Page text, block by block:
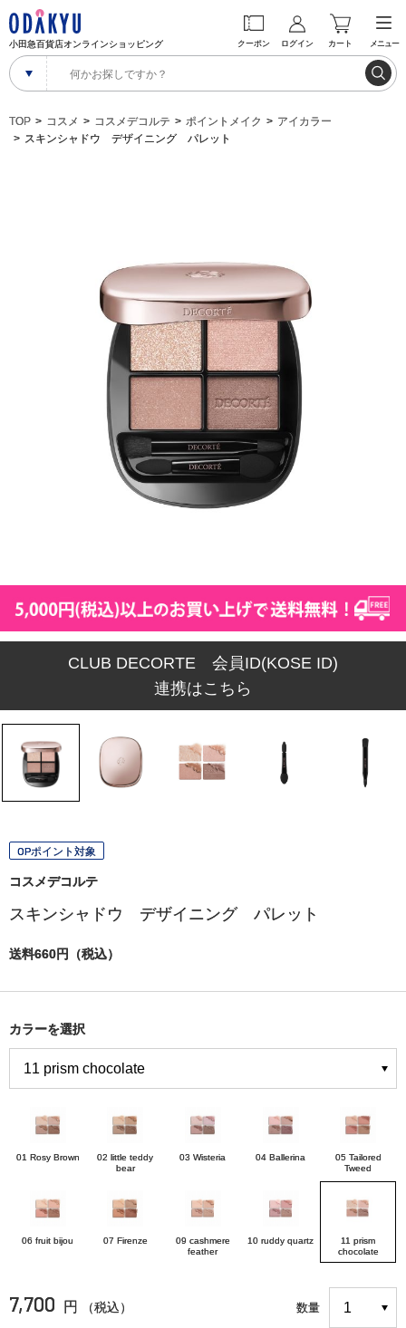
小田急百貨店オンラインショッピング クーポン ログイン カート メニュー
TOP コスメ コスメデコルテ ポイントメイク
アイカラー
スキンシャドウ デザイニング パレット
CLUB DECORTE 会員ID(KOSE ID)
連携はこちら
OPポイント対象
コスメデコルテ
スキンシャドウ デザイニング パレット
送料660円（税込）
カラーを選択
01 Rosy Brown
02 little teddy
bear
03 Wisteria 04 Ballerina
05 Tailored
Tweed
06 fruit bijou 07 Firenze
09 cashmere
feather
10 ruddy quartz
11 prism
chocolate
7,700 円 （税込） 数量